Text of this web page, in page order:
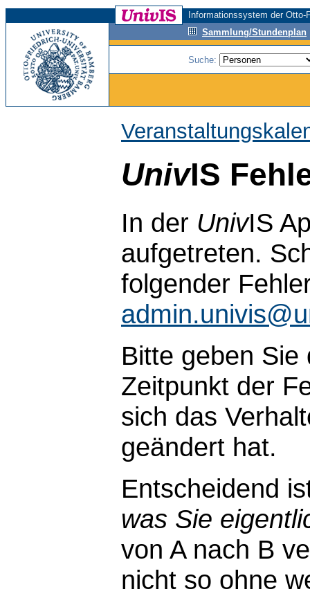
Informationssystem der
Sammlung/Stundenplan
Suche:
UnivIS
In der UnivIS
aufgetreten.
folgender
Bitte geben
Zeitpunkt der
sich das
geändert hat.
Entscheidend
was Sie
von A nach B
nicht so ohne